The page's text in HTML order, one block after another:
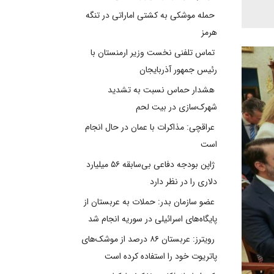
حمله موشکی به کشتی اماراتی در تنگه
هرمز
تماس تلفنی نخست وزیر ارمنستان با
رئیس جمهور آذربایجان
هشدار حماس نسبت به تشدید
شهرک‌سازی در بیت‌ لحم
عراقچی: مذاکرات با عمان در حال انجام
است
ژاپن بودجه دفاعی بی‌سابقه ۵۶ میلیارد
دلاری را در نظر دارد
عضو سازمان بدر: حملات به عربستان از
پایگاه‌های اسرائیلی در سوریه انجام شد
رویترز: عربستان ۸۶ درصد از موشک‌های
پاتریوت خود را استفاده کرده است